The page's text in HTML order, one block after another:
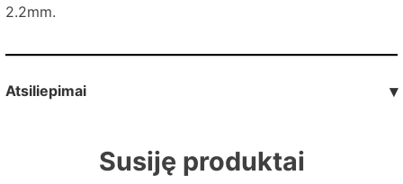
2.2mm.
Atsiliepimai ▾
Susiję produktai